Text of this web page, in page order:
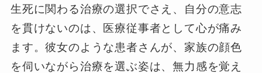
生死に関わる治療の選択でさえ、自分の意志
を貫けないのは、医療従事者として心が痛み
ます。彼女のような患者さんが、家族の顔色
を伺いながら治療を選ぶ姿は、無力感を覚え